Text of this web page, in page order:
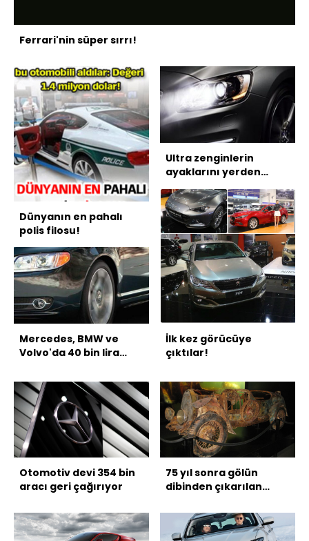
Ferrari'nin süper sırrı!
Dünyanın en pahalı
polis filosu!
Mercedes, BMW ve
Volvo'da 40 bin lira
Ultra zenginlerin
ayaklarını yerden
İlk kez görücüye
çıktılar!
Otomotiv devi 354 bin
aracı geri çağırıyor
75 yıl sonra gölün
dibinden çıkarılan
hikayesi!